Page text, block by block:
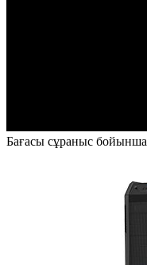
Бағасы сұраныс бойынша